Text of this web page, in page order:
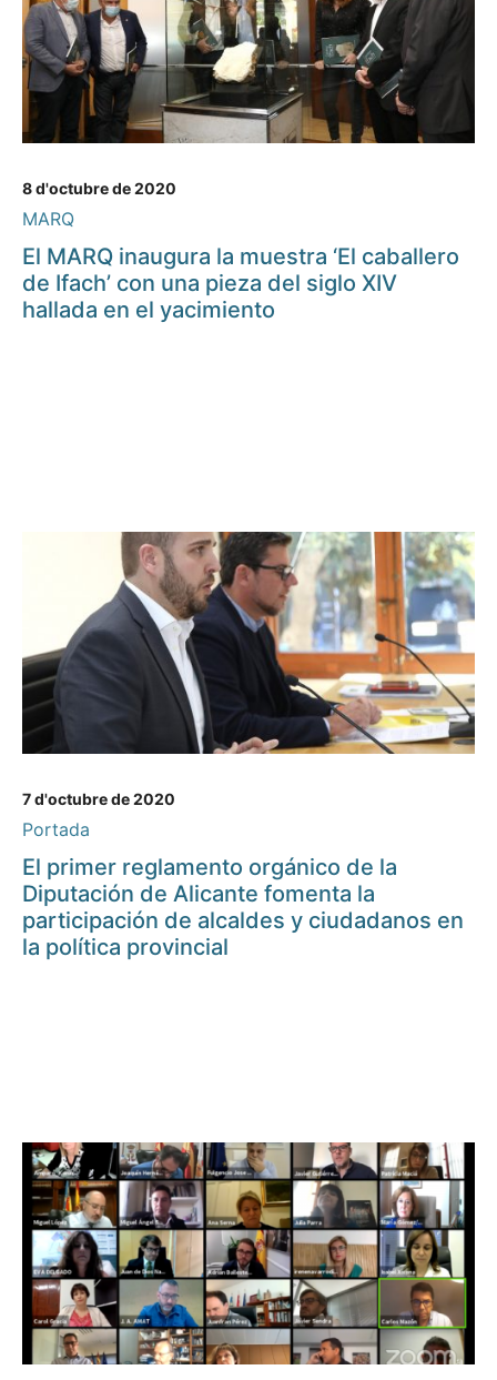
8 d'octubre de 2020
MARQ
El MARQ inaugura la muestra ‘El caballero
de Ifach’ con una pieza del siglo XIV
hallada en el yacimiento
7 d'octubre de 2020
Portada
El primer reglamento orgánico de la
Diputación de Alicante fomenta la
participación de alcaldes y ciudadanos en
la política provincial